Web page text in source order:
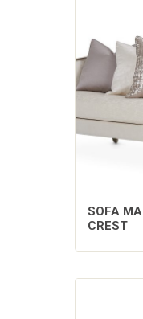
SOFA
CREST